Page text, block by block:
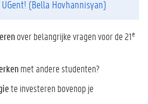
(Bella Hovhannisyan)
over belangrijke vragen voor de 21e
met andere studenten?
te investeren bovenop je